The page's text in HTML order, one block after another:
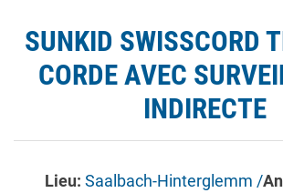
SUNKID SWISSCORD
CORDE AVEC
INDIRECTE
Lieu: Saalbach-Hinterglemm /